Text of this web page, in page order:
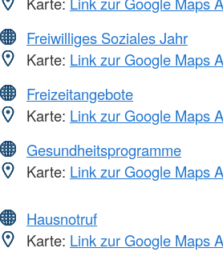
Freiwilliges Soziales Jahr
Karte: Link zur Google Maps
Freizeitangebote
Karte: Link zur Google Maps
Gesundheitsprogramme
Karte: Link zur Google Maps
Hausnotruf
Karte: Link zur Google Maps